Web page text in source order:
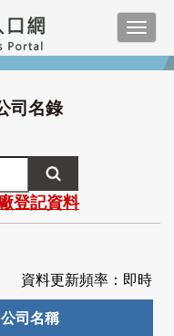
司名錄
登記資料
資料更新頻率：即時
公司名稱